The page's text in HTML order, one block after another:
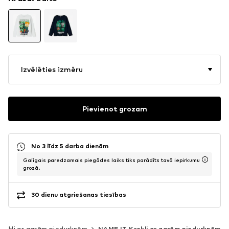
Izvēlēties izmēru
Pievienot grozam
No 3 līdz 5 darba dienām
Galīgais paredzamais piegādes laiks tiks parādīts tavā iepirkumu
grozā.
30 dienu atgriešanas tiesības